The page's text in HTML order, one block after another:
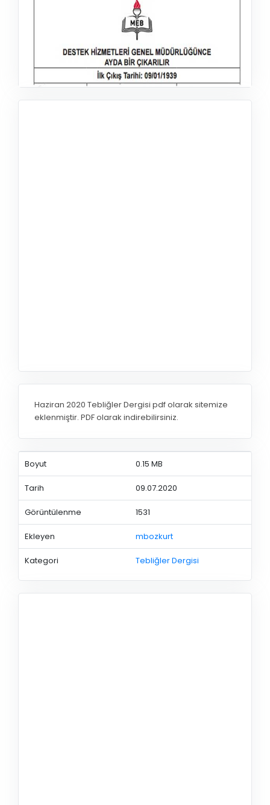
Haziran 2020 Tebliğler Dergisi pdf olarak sitemize
eklenmiştir. PDF olarak indirebilirsiniz.
Boyut 0.15 MB
Tarih 09.07.2020
Görüntülenme 1531
Ekleyen mbozkurt
Kategori Tebliğler Dergisi